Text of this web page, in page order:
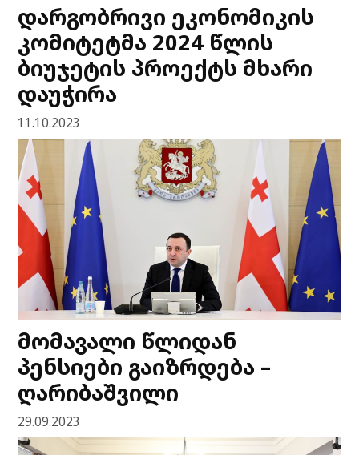
დარგობრივი ეკონომიკის
კომიტეტმა 2024 წლის
ბიუჯეტის პროექტს მხარი
დაუჭირა
11.10.2023
მომავალი წლიდან
პენსიები გაიზრდება –
ღარიბაშვილი
29.09.2023